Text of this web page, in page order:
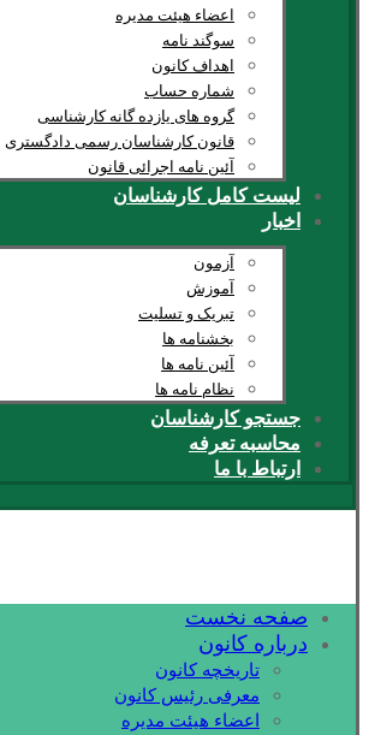
اعضاء هیئت مدیره
سوگند نامه
اهداف کانون
شماره حساب
گروه های یازده گانه کارشناسی
قانون کارشناسان رسمی دادگستری
آئین نامه اجرائی قانون
لیست کامل کارشناسان
اخبار
آزمون
آموزش
تبریک و تسلیت
بخشنامه ها
آئین نامه ها
نظام نامه ها
جستجو کارشناسان
محاسبه تعرفه
ارتباط با ما
صفحه نخست
درباره کانون
تاریخچه کانون
معرفی رئیس کانون
اعضاء هیئت مدیره